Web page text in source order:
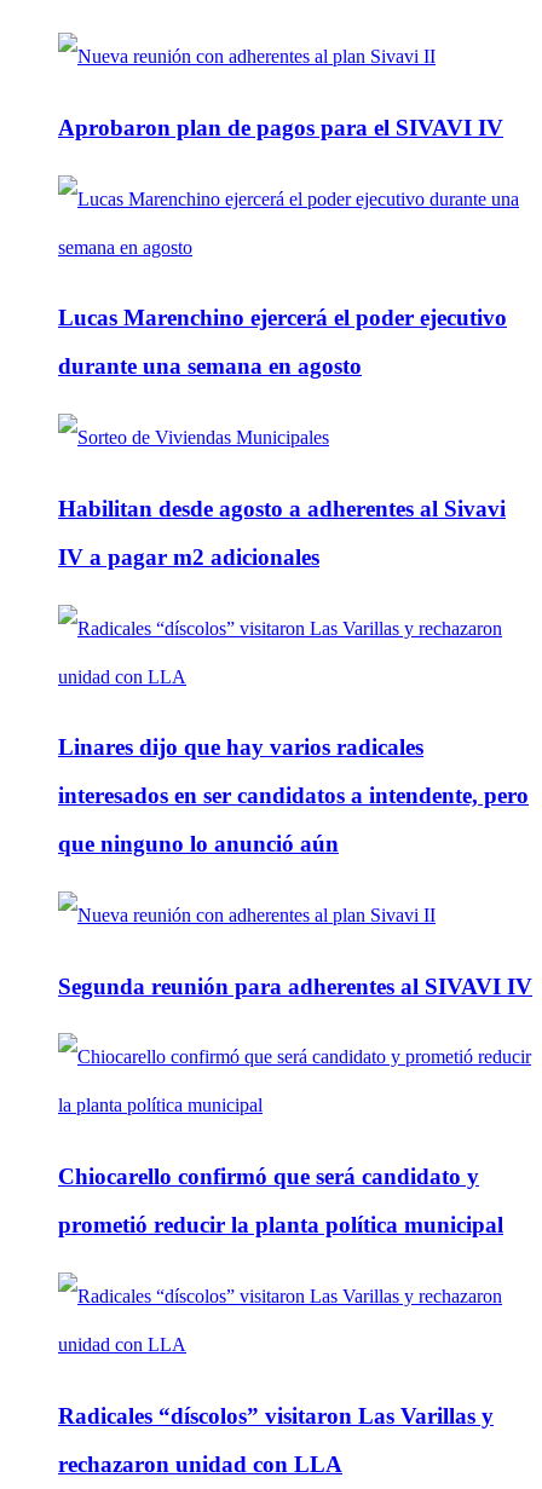
Aprobaron plan de pagos para el SIVAVI IV
Lucas Marenchino ejercerá el poder ejecutivo
durante una semana en agosto
Habilitan desde agosto a adherentes al Sivavi
IV a pagar m2 adicionales
Linares dijo que hay varios radicales
interesados en ser candidatos a intendente, pero
que ninguno lo anunció aún
Segunda reunión para adherentes al SIVAVI IV
Chiocarello confirmó que será candidato y
prometió reducir la planta política municipal
Radicales “díscolos” visitaron Las Varillas y
rechazaron unidad con LLA